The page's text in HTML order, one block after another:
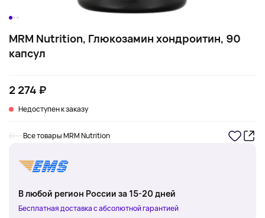
MRM Nutrition, Глюкозамин хондроитин, 90
капсул
2 274 ₽
Недоступен к заказу
Все товары MRM Nutrition
В любой регион России за 15-20 дней
Бесплатная доставка с абсолютной гарантией